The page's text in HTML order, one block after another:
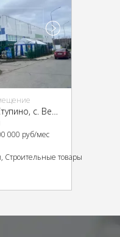
Перекресток, МО, г.о. Ступино, с. Верзилово, мкр. Новое Ступино, Петра Великого ул., стр. 1
000 руб/мес
Строительные товары